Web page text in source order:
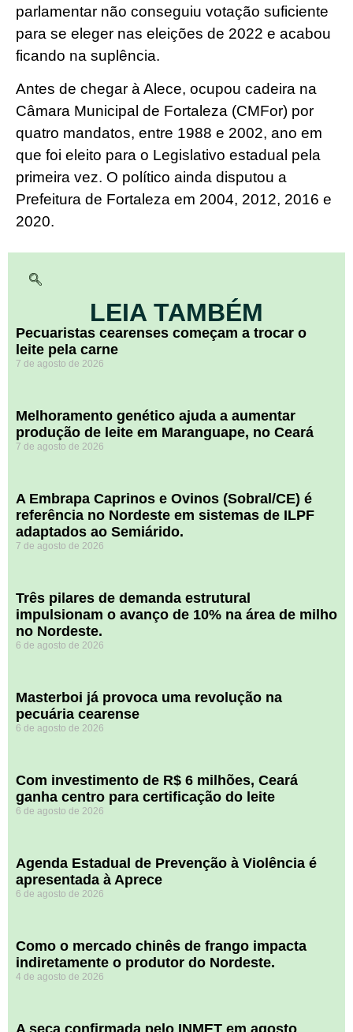
parlamentar não conseguiu votação suficiente
para se eleger nas eleições de 2022 e acabou
ficando na suplência.
Antes de chegar à Alece, ocupou cadeira na
Câmara Municipal de Fortaleza (CMFor) por
quatro mandatos, entre 1988 e 2002, ano em
que foi eleito para o Legislativo estadual pela
primeira vez. O político ainda disputou a
Prefeitura de Fortaleza em 2004, 2012, 2016 e
2020.
LEIA TAMBÉM
Pecuaristas cearenses começam a trocar o
leite pela carne
7 de agosto de 2026
Melhoramento genético ajuda a aumentar
produção de leite em Maranguape, no Ceará
7 de agosto de 2026
A Embrapa Caprinos e Ovinos (Sobral/CE) é
referência no Nordeste em sistemas de ILPF
adaptados ao Semiárido.
7 de agosto de 2026
​Três pilares de demanda estrutural
impulsionam o avanço de 10% na área de milho
no Nordeste.
6 de agosto de 2026
Masterboi já provoca uma revolução na
pecuária cearense
6 de agosto de 2026
Com investimento de R$ 6 milhões, Ceará
ganha centro para certificação do leite
6 de agosto de 2026
Agenda Estadual de Prevenção à Violência é
apresentada à Aprece
6 de agosto de 2026
​Como o mercado chinês de frango impacta
indiretamente o produtor do Nordeste.
4 de agosto de 2026
A seca confirmada pelo INMET em agosto